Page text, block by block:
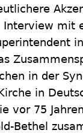
Interview mit
in der
in
vor 75
Bethel